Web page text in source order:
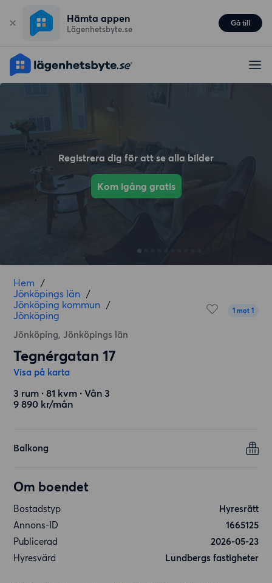
Hämta appen
Lägenhetsbyte.se
Gå till
Registrera dig för att se alla bilder
Kom igång gratis
Hem /
Jönköpings län /
Jönköping kommun /
Jönköping
Jönköping, Jönköpings län
1 mot 1
Tegnérgatan 17
Visa på karta
3 rum ∙ 81 kvm ∙ Vån 3
9 890 kr/mån
Balkong
Om boendet
Bostadstyp
Hyresrätt
Annons-ID
1665125
Publicerad
2026-05-23
Hyresvärd
Lundbergs fastigheter